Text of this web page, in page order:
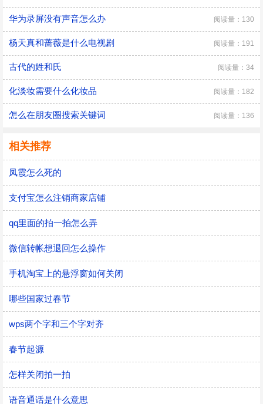
华为录屏没有声音怎么办 阅读量：130
杨天真和蔷薇是什么电视剧 阅读量：191
古代的姓和氏 阅读量：34
化淡妆需要什么化妆品 阅读量：182
怎么在朋友圈搜索关键词 阅读量：136
相关推荐
凤霞怎么死的
支付宝怎么注销商家店铺
qq里面的拍一拍怎么弄
微信转帐想退回怎么操作
手机淘宝上的悬浮窗如何关闭
哪些国家过春节
wps两个字和三个字对齐
春节起源
怎样关闭拍一拍
语音通话是什么意思